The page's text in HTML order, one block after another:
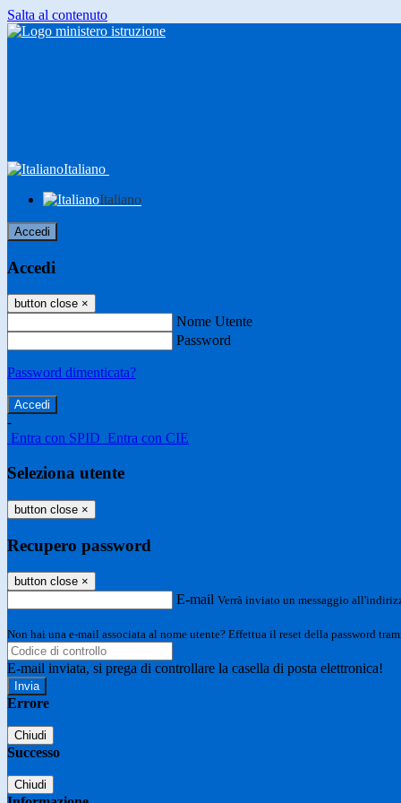
Salta al contenuto
Italiano
Italiano
Accedi
Accedi
button close ×
Nome Utente
Password
Password dimenticata?
-
Entra con SPID Entra con CIE
Seleziona utente
button close ×
Recupero password
button close ×
E-mail Verrà inviato un messaggio
Non hai una e-mail associata al nome utente? Effettua il reset della password
E-mail inviata, si prega di controllare la casella di posta elettronica!
Errore
Chiudi
Successo
Chiudi